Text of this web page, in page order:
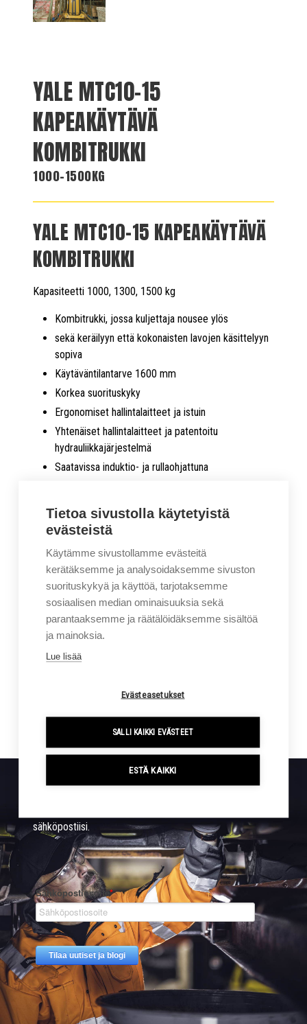
YALE MTC10-15
KAPEAKÄYTÄVÄ
KOMBITRUKKI
1000-1500KG
YALE MTC10-15 KAPEAKÄYTÄVÄ
KOMBITRUKKI
Kapasiteetti 1000, 1300, 1500 kg
Kombitrukki, jossa kuljettaja nousee ylös
sekä keräilyyn että kokonaisten lavojen käsittelyyn
sopiva
Käytäväntilantarve 1600 mm
Korkea suorituskyky
Ergonomiset hallintalaitteet ja istuin
Yhtenäiset hallintalaitteet ja patentoitu
hydrauliikkajärjestelmä
Saatavissa induktio- ja rullaohjattuna
Nostokorkeudet 17000 mm saakka
Ratti- tai joystick ohjaus
Pantograf 250 mm lisätyöntö helpottaa
kuljettamaan saamaan lavan hyllyyn
Lataa esite
Soita 0207414400
Yhteydenottopyyntö
sähköpostiisi.
Tietoa sivustolla käytetyistä
evästeistä
Käytämme sivustollamme evästeitä
kerätäksemme ja analysoidaksemme sivuston
suorituskykyä ja käyttöä, tarjotaksemme
sosiaalisen median ominaisuuksia sekä
parantaaksemme ja räätälöidäksemme sisältöä
ja mainoksia.
Lue lisää
Evästeasetukset
SALLI KAIKKI EVÄSTEET
ESTÄ KAIKKI